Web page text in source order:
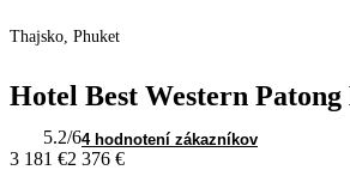
Thajsko, Phuket
Hotel Best Western Patong
5.2/64 hodnotení zákazníkov
3 181 €2 376 €